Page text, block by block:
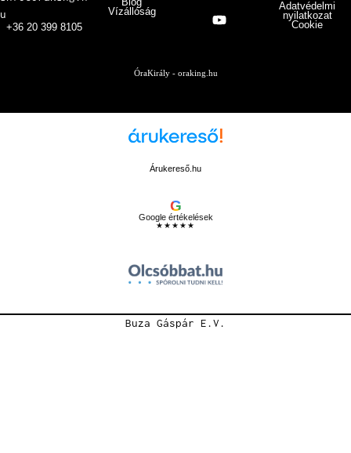
u
+36 20 399 8105
Vízállóság
Adatvédelmi
nyilatkozat
Cookie
ÓraKirály - oraking.hu
Árukereső.hu
G
Google értékelések
★★★★★
Buza Gáspár E.V.